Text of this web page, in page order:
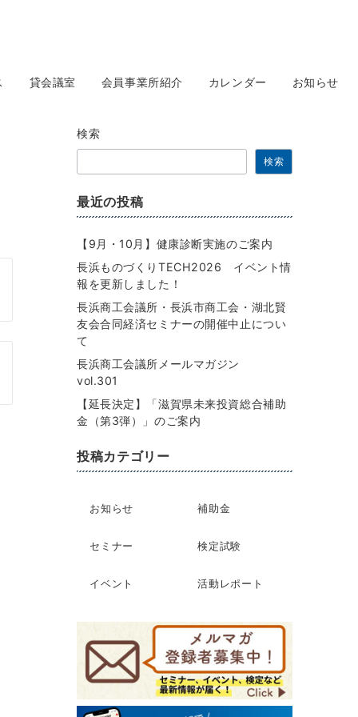
貸会議室 会員事業所紹介 カレンダー お知らせ
検索
検索
最近の投稿
【9月・10月】健康診断実施のご案内
長浜ものづくりTECH2026 イベント情
報を更新しました！
長浜商工会議所・長浜市商工会・湖北賢
友会合同経済セミナーの開催中止につい
て
長浜商工会議所メールマガジン
vol.301
【延長決定】「滋賀県未来投資総合補助
金（第3弾）」のご案内
投稿カテゴリー
お知らせ 補助金
セミナー 検定試験
イベント 活動レポート